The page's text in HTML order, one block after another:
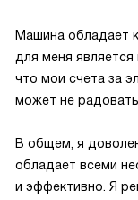
Машина обладает
для меня
что мои счета за
может не радовать.
В общем, я
обладает всеми
и эффективно. Я